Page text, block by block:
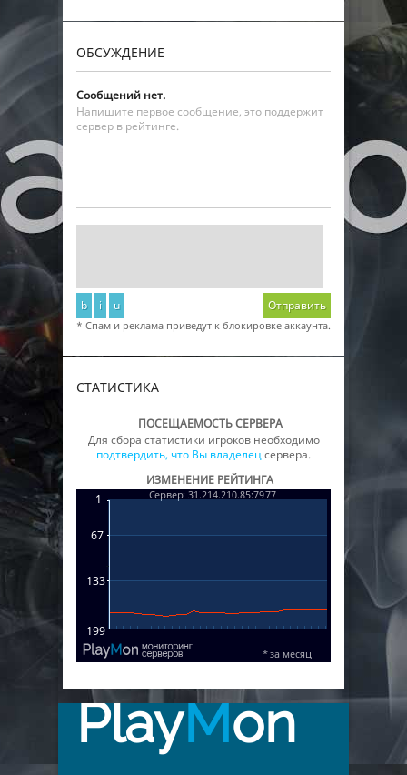
ОБСУЖДЕНИЕ
Сообщений нет.
Напишите первое сообщение, это поддержит
сервер в рейтинге.
b i u Отправить
* Спам и реклама приведут к блокировке аккаунта.
СТАТИСТИКА
ПОСЕЩАЕМОСТЬ СЕРВЕРА
Для сбора статистики игроков необходимо
подтвердить, что Вы владелецсервера.
ИЗМЕНЕНИЕ РЕЙТИНГА
PlayMon